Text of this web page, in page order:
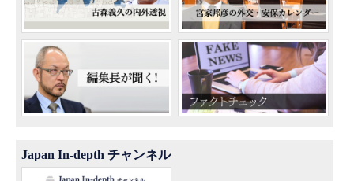
Japan In-depth チャンネル